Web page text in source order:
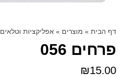
דף הבית » מוצרים » אפליקציות וטלאים
פרחים 056
₪15.00